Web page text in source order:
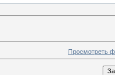
Просмотреть